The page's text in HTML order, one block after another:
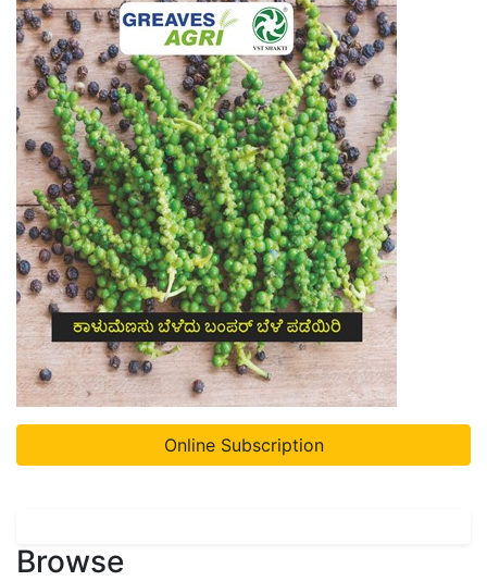
Online Subscription
Browse